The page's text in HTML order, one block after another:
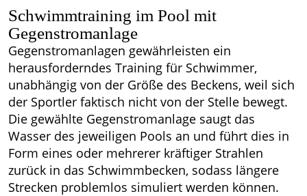
Schwimmtraining im Pool mit
Gegenstromanlage
Gegenstromanlagen gewährleisten ein
herausforderndes Training für Schwimmer,
unabhängig von der Größe des Beckens, weil sich
der Sportler faktisch nicht von der Stelle bewegt.
Die gewählte Gegenstromanlage saugt das
Wasser des jeweiligen Pools an und führt dies in
Form eines oder mehrerer kräftiger Strahlen
zurück in das Schwimmbecken, sodass längere
Strecken problemlos simuliert werden können.